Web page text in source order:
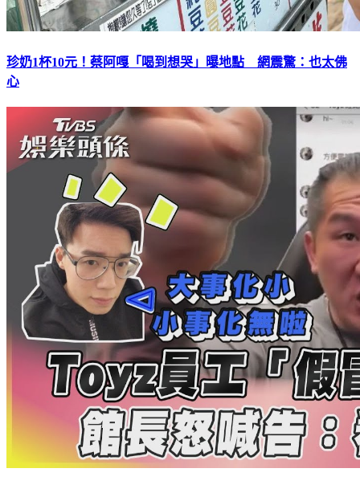
珍奶1杯10元！蔡阿嘎「喝到想哭」曝地點 網震驚：也太佛
心